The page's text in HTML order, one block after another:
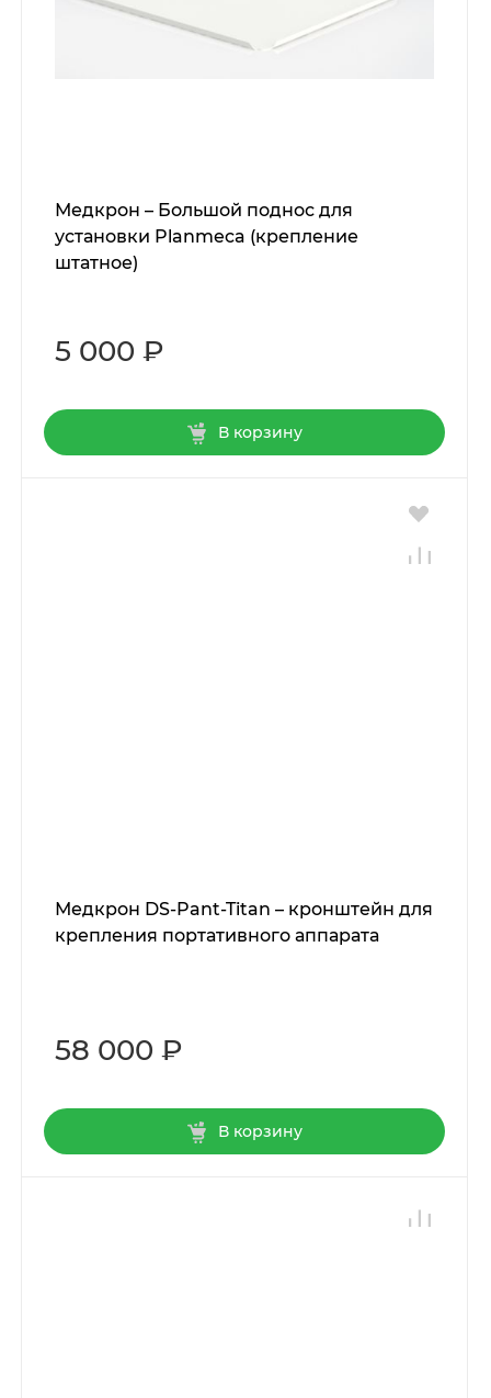
Медкрон – Большой поднос для
установки Planmeca (крепление
штатное)
5 000 ₽
В корзину
Медкрон DS-Pant-Titan – кронштейн для
крепления портативного аппарата
58 000 ₽
В корзину